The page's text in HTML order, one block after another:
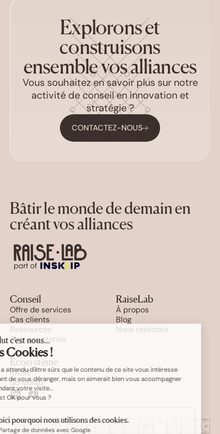
Explorons et
construisons
ensemble vos alliances
Vous souhaitez en savoir plus sur notre
activité de conseil en innovation et
stratégie ?
CONTACTEZ-NOUS
Bâtir le monde de demain en
créant vos alliances
Conseil
Offre de services
Cas clients
Ressources
Success stories
RaiseLab
À propos
Blog
Nous rejoindre
Écosystème
RAISE
Schoolab
Salut c'est nous...
les Cookies !
On a attendu d'être sûrs que le contenu de ce site vous intéresse
avant de vous déranger, mais on aimerait bien vous accompagner
pendant votre visite...
C'est OK pour vous ?
Voici pourquoi nous utilisons des cookies.
Partage de données avec Google